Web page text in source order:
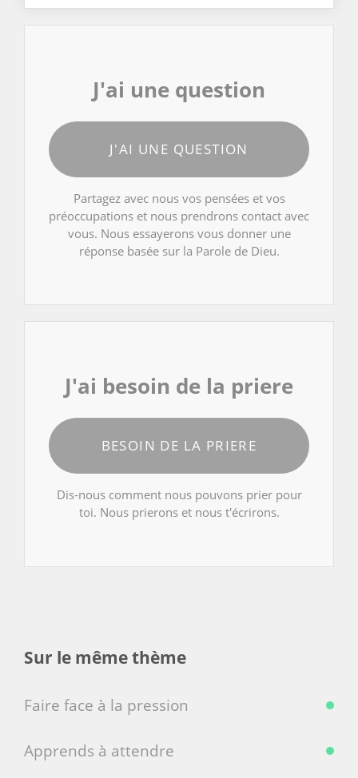
J'ai une question
J'AI UNE QUESTION
Partagez avec nous vos pensées et vos
préoccupations et nous prendrons contact avec
vous. Nous essayerons vous donner une
réponse basée sur la Parole de Dieu.
J'ai besoin de la priere
BESOIN DE LA PRIERE
Dis-nous comment nous pouvons prier pour
toi. Nous prierons et nous t'écrirons.
Sur le même thème
Faire face à la pression
Apprends à attendre